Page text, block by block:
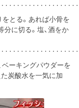
とる。あれば小骨を
分に切る。塩、酒をか
ベーキングパウダーを
た炭酸水を一気に加